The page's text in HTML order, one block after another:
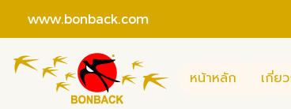
www.bonback.com
หน้าหลัก เกี่ย